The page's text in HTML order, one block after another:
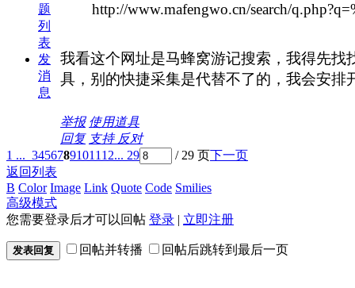
题
列
表
发
消
息
http://www.mafengwo.cn/search/
我看这个网址是马蜂窝游记搜索，我得先
具，别的快捷采集是代替不了的，我会安排
举报 使用道具
回复 支持 反对
1 ... 34567891011 12... 29 / 29 页下一页
返回列表
B Color Image Link Quote Code Smilies
高级模式
您需要登录后才可以回帖 登录 | 立即注册
发表回复 回帖并转播 回帖后跳转到最后一页